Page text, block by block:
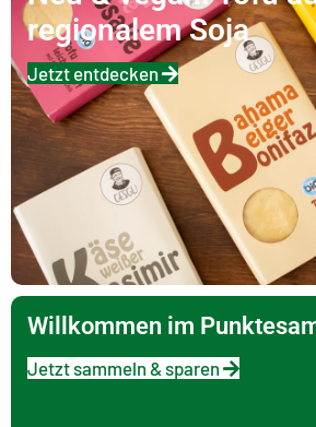
regionalem Soja
Jetzt entdecken
Willkommen im
Jetzt sammeln & sparen